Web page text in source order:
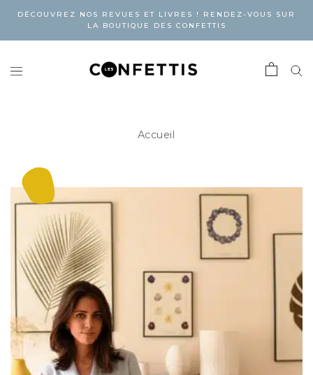
DÉCOUVREZ NOS REVUES ET LIVRES ! RENDEZ-VOUS SUR
LA BOUTIQUE DES CONFETTIS
Accueil